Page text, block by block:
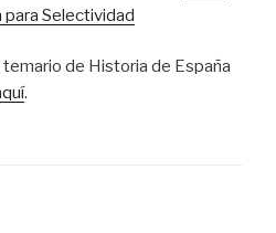
para Selectividad
de Historia de España
.